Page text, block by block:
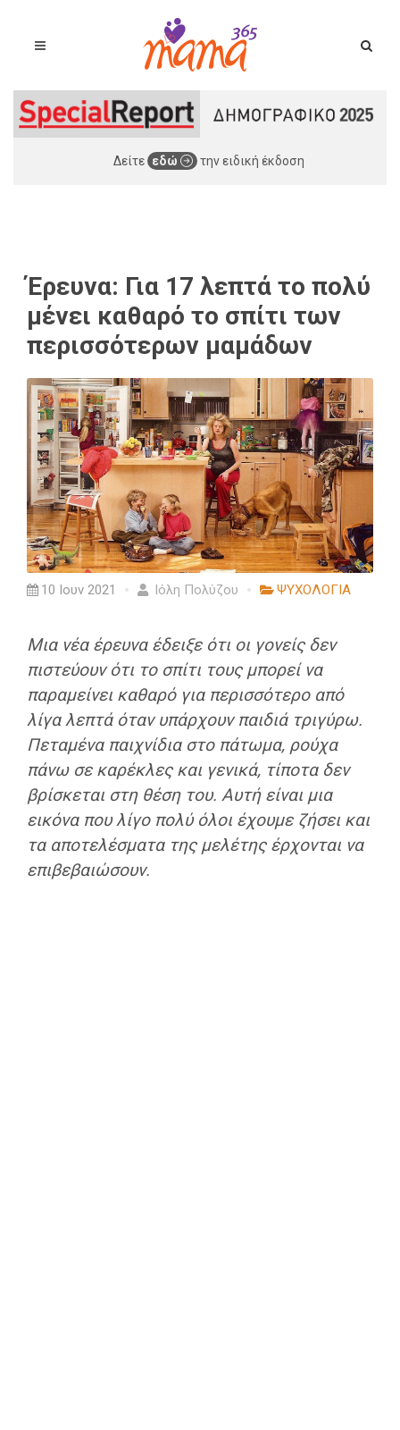
Δείτε εδώ την ειδική έκδοση
Έρευνα: Για 17 λεπτά το πολύ
μένει καθαρό το σπίτι των
περισσότερων μαμάδων
10 Ιουν 2021 Ιόλη Πολύζου ΨΥΧΟΛΟΓΙΑ
Μια νέα έρευνα έδειξε ότι οι γονείς δεν
πιστεύουν ότι το σπίτι τους μπορεί να
παραμείνει καθαρό για περισσότερο από
λίγα λεπτά όταν υπάρχουν παιδιά τριγύρω.
Πεταμένα παιχνίδια στο πάτωμα, ρούχα
πάνω σε καρέκλες και γενικά, τίποτα δεν
βρίσκεται στη θέση του. Αυτή είναι μια
εικόνα που λίγο πολύ όλοι έχουμε ζήσει και
τα αποτελέσματα της μελέτης έρχονται να
επιβεβαιώσουν.